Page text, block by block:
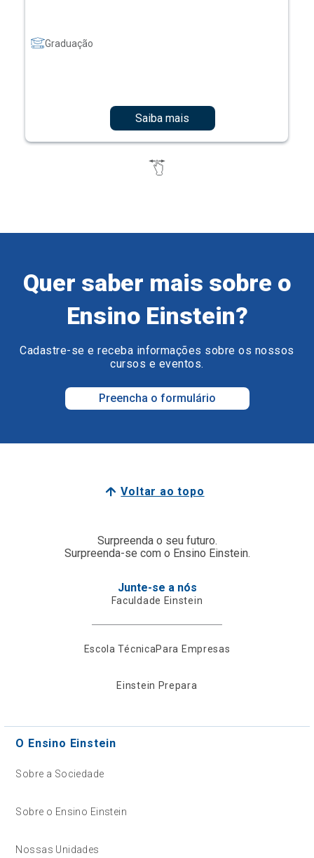
Graduação
Saiba mais
Quer saber mais sobre o
Ensino Einstein?
Cadastre-se e receba informações sobre os nossos
cursos e eventos.
Preencha o formulário
Voltar ao topo
Surpreenda o seu futuro.
Surpreenda-se com o Ensino Einstein.
Junte-se a nós
Faculdade Einstein
Escola TécnicaPara Empresas
Einstein Prepara
O Ensino Einstein
Sobre a Sociedade
Sobre o Ensino Einstein
Nossas Unidades